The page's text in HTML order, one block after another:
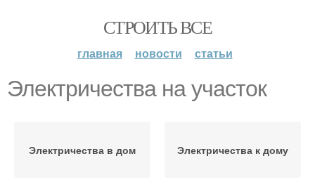
СТРОИТЬ ВСЕ
главная новости статьи
Электричества на участок
Электричества в дом Электричества к дому